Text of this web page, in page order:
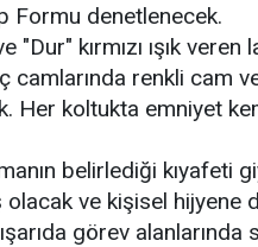
Formu denetlenecek.
"Dur" kırmızı ışık veren
camlarında renkli cam
Her koltukta emniyet
belirlediği kıyafeti
ve kişisel hijyene
görev alanlarında